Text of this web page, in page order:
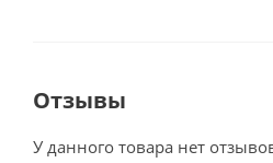
Отзывы
У данного товара нет